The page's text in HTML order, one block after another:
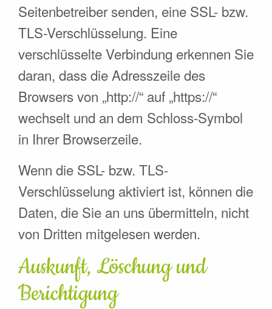
Seitenbetreiber senden, eine SSL- bzw.
TLS-Verschlüsselung. Eine
verschlüsselte Verbindung erkennen Sie
daran, dass die Adresszeile des
Browsers von „http://“ auf „https://“
wechselt und an dem Schloss-Symbol
in Ihrer Browserzeile.
Wenn die SSL- bzw. TLS-
Verschlüsselung aktiviert ist, können die
Daten, die Sie an uns übermitteln, nicht
von Dritten mitgelesen werden.
Auskunft, Löschung und
Berichtigung